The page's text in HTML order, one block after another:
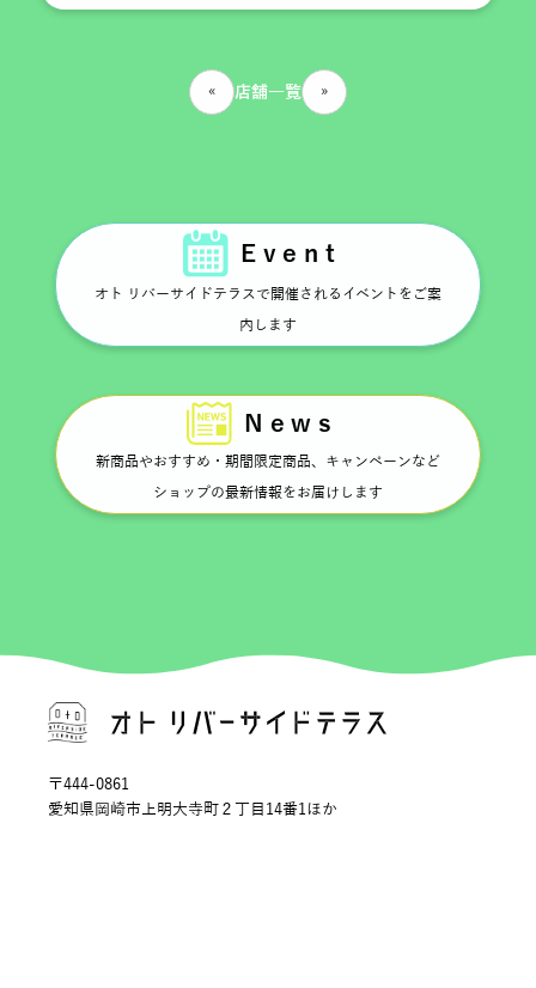
« 店舗一覧 »
Event
オト リバーサイドテラスで開催されるイベントをご案
内します
News
新商品やおすすめ・期間限定商品、キャンペーンなど
ショップの最新情報をお届けします
〒444-0861
愛知県岡崎市上明大寺町２丁目14番1ほか